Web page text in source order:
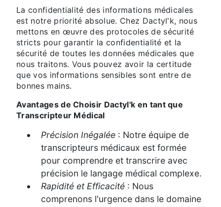
La confidentialité des informations médicales
est notre priorité absolue. Chez Dactyl'k, nous
mettons en œuvre des protocoles de sécurité
stricts pour garantir la confidentialité et la
sécurité de toutes les données médicales que
nous traitons. Vous pouvez avoir la certitude
que vos informations sensibles sont entre de
bonnes mains.
Avantages de Choisir Dactyl'k en tant que
Transcripteur Médical
Précision Inégalée : Notre équipe de
transcripteurs médicaux est formée
pour comprendre et transcrire avec
précision le langage médical complexe.
Rapidité et Efficacité : Nous
comprenons l'urgence dans le domaine